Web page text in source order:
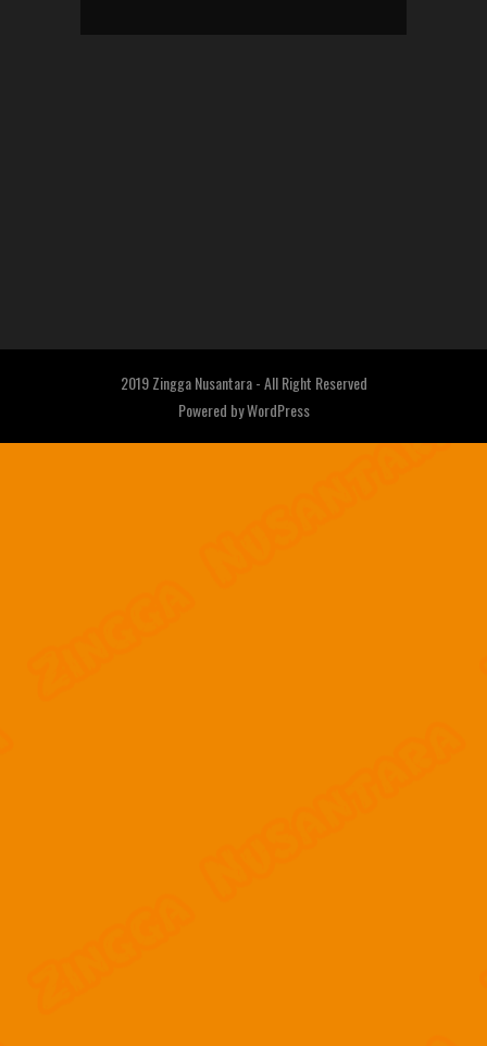
2019 Zingga Nusantara - All Right Reserved
Powered byWordPress